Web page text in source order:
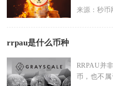
钱包、硬件
来源：秒币
rrpau是什么币种
RRPAU并
币，也不属